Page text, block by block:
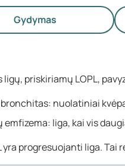
Gydymas
ligų, priskiriamų LOPL,
nuolatiniai
emfizema: liga, kai vis
yra progresuojanti liga.